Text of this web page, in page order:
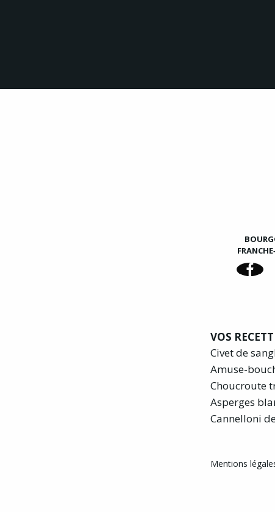
VOS
Civet de
Amuse-
Choucroute
Asperges
Cannelloni
Mentions